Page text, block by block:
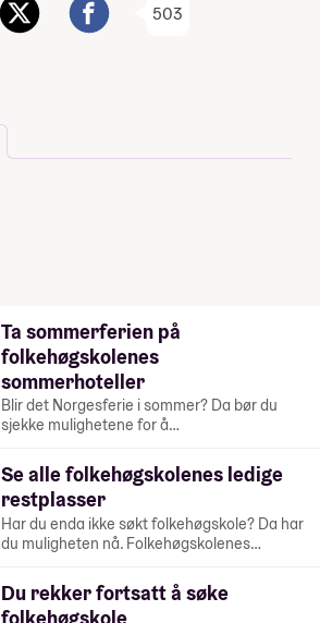
503
Ta sommerferien på
folkehøgskolenes
sommerhoteller
Blir det Norgesferie i sommer? Da bør du
sjekke mulighetene for å…
Se alle folkehøgskolenes ledige
restplasser
Har du enda ikke søkt folkehøgskole? Da har
du muligheten nå. Folkehøgskolenes…
Du rekker fortsatt å søke